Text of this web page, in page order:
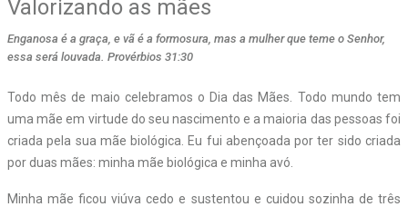
Valorizando as mães
Enganosa é a graça, e vã é a formosura, mas a mulher que teme o Senhor,
essa será louvada. Provérbios 31:30
Todo mês de maio celebramos o Dia das Mães. Todo mundo tem
uma mãe em virtude do seu nascimento e a maioria das pessoas foi
criada pela sua mãe biológica. Eu fui abençoada por ter sido criada
por duas mães: minha mãe biológica e minha avó.
Minha mãe ficou viúva cedo e sustentou e cuidou sozinha de três